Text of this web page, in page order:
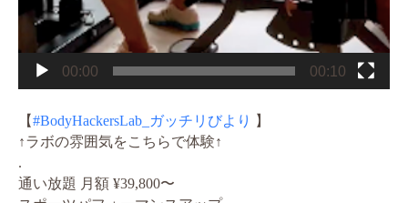
00:00 00:10
【#BodyHackersLab_ガッチリびより
】
↑ラボの雰囲気をこちらで体験↑
.
通い放題 月額 ¥39,800〜